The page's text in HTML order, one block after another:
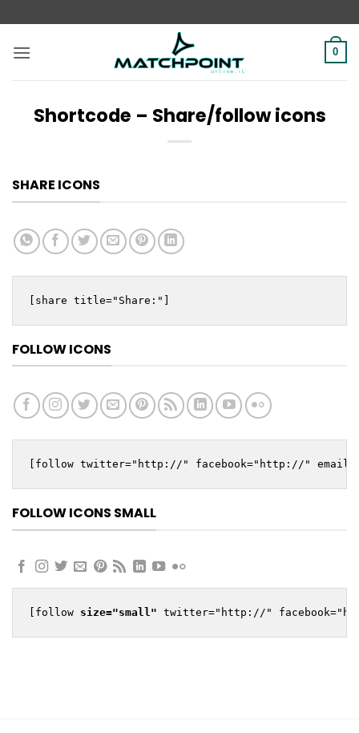
ai
contenuti
0
Shortcode – Share/follow icons
SHARE ICONS
[share title="Share:"]
FOLLOW ICONS
[follow twitter="http://" facebook="http://"
FOLLOW ICONS SMALL
[follow size="small" twitter="http://"